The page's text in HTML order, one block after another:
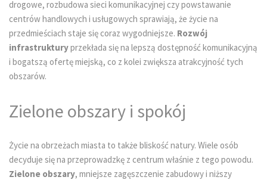
drogowe, rozbudowa sieci komunikacyjnej czy powstawanie
centrów handlowych i usługowych sprawiają, że życie na
przedmieściach staje się coraz wygodniejsze. Rozwój
infrastrukturyprzekłada się na lepszą dostępność komunikacyjną
i bogatszą ofertę miejską, co z kolei zwiększa atrakcyjność tych
obszarów.
Zielone obszary i spokój
Życie na obrzeżach miasta to także bliskość natury. Wiele osób
decyduje się na przeprowadzkę z centrum właśnie z tego powodu.
Zielone obszary, mniejsze zagęszczenie zabudowy i niższy